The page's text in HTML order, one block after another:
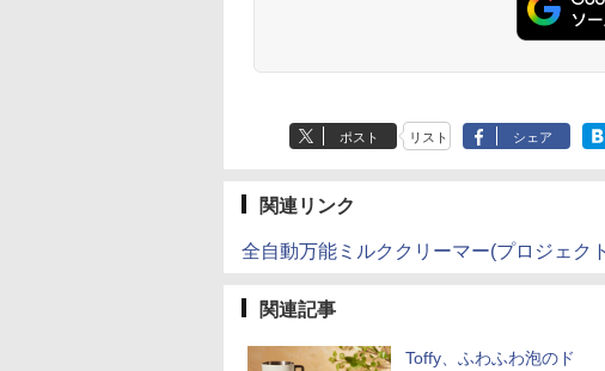
ポスト リスト シェア
関連リンク
全自動万能ミルククリーマー(プロジェク
関連記事
Toffy、ふわふわ泡のド